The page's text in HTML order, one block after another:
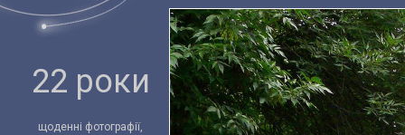
22 роки
щоденні фотографії,